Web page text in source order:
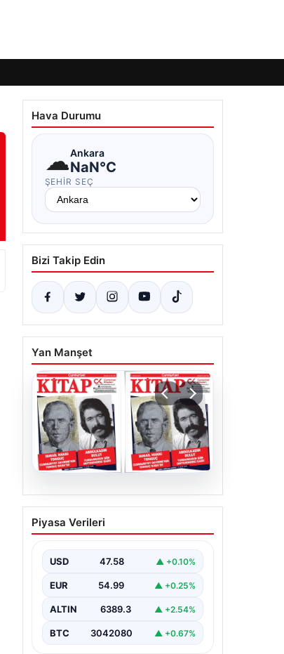
Hava Durumu
☁Ankara
NaN°C
ŞEHIR SEÇ
Bizi Takip Edin
Yan Manşet
05.08.2026
YARIN günlerden
Cumhuriyet Kitap! Sayı
Piyasa Verileri
USD 47.58 ▲ +0.10%
EUR 54.99 ▲ +0.25%
ALTIN 6389.3 ▲ +2.54%
BTC 3042080 ▲ +0.67%